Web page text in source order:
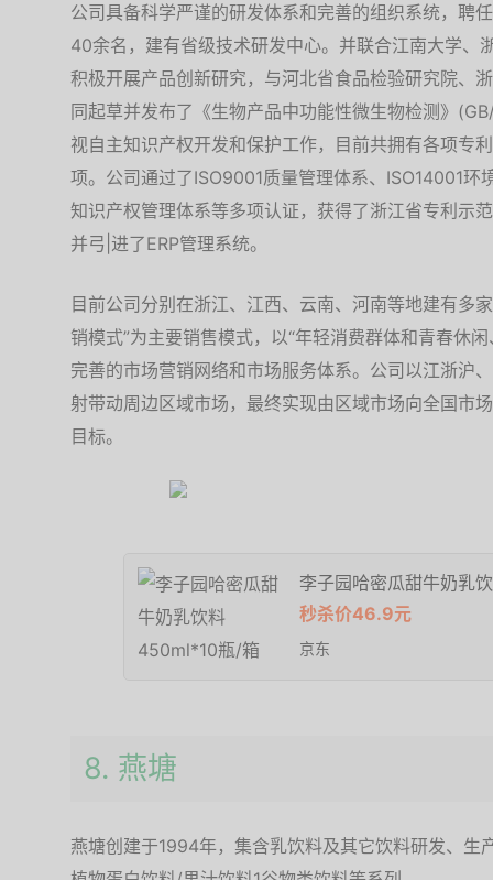
公司具备科学严谨的研发体系和完善的组织系统，聘
40余名，建有省级技术研发中心。并联合江南大学、
积极开展产品创新研究，与河北省食品检验研究院、
同起草并发布了《生物产品中功能性微生物检测》
视自主知识产权开发和保护工作，目前共拥有各项专
项。公司通过了ISO9001质量管理体系、ISO14001
知识产权管理体系等多项认证，获得了浙江省专利示
并弓|进了ERP管理系统。
目前公司分别在浙江、江西、云南、河南等地建有多
销模式”为主要销售模式，以“年轻消费群体和青春休
完善的市场营销网络和市场服务体系。公司以江浙沪
射带动周边区域市场，最终实现由区域市场向全国市
目标。
李子园哈密瓜甜牛奶乳
秒杀价46.9元
京东
8. 燕塘
燕塘创建于1994年，集含乳饮料及其它饮料研发、生